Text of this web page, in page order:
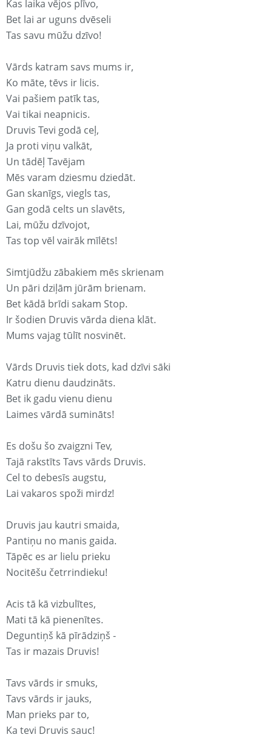
Kas laika vējos plīvo,
Bet lai ar uguns dvēseli
Tas savu mūžu dzīvo!
Vārds katram savs mums ir,
Ko māte, tēvs ir licis.
Vai pašiem patīk tas,
Vai tikai neapnicis.
Druvis Tevi godā ceļ,
Ja proti viņu valkāt,
Un tādēļ Tavējam
Mēs varam dziesmu dziedāt.
Gan skanīgs, viegls tas,
Gan godā celts un slavēts,
Lai, mūžu dzīvojot,
Tas top vēl vairāk mīlēts!
Simtjūdžu zābakiem mēs skrienam
Un pāri dziļām jūrām brienam.
Bet kādā brīdi sakam Stop.
Ir šodien Druvis vārda diena klāt.
Mums vajag tūlīt nosvinēt.
Vārds Druvis tiek dots, kad dzīvi sāki
Katru dienu daudzināts.
Bet ik gadu vienu dienu
Laimes vārdā sumināts!
Es došu šo zvaigzni Tev,
Tajā rakstīts Tavs vārds Druvis.
Cel to debesīs augstu,
Lai vakaros spoži mirdz!
Druvis jau kautri smaida,
Pantiņu no manis gaida.
Tāpēc es ar lielu prieku
Nocitēšu četrrindieku!
Acis tā kā vizbulītes,
Mati tā kā pienenītes.
Deguntiņš kā pīrādziņš -
Tas ir mazais Druvis!
Tavs vārds ir smuks,
Tavs vārds ir jauks,
Man prieks par to,
Ka tevi Druvis sauc!